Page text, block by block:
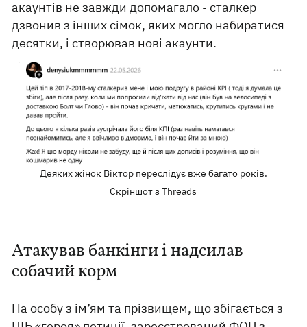
акаунтів не завжди допомагало - сталкер
дзвонив з інших сімок, яких могло набиратися
десятки, і створював нові акаунти.
Деяких жінок Віктор переслідує вже багато років.
Скріншот з Threads
Атакував банкінги і надсилав
собачий корм
На особу з ім’ям та прізвищем, що збігається з